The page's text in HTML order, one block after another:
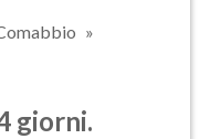
giorni.